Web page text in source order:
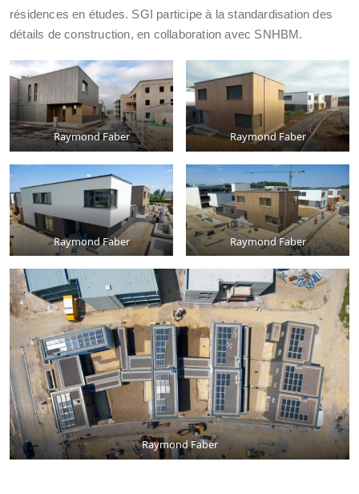
résidences en études. SGI participe à la standardisation des
détails de construction, en collaboration avec SNHBM.
Raymond Faber Raymond Faber
Raymond Faber Raymond Faber
Raymond Faber